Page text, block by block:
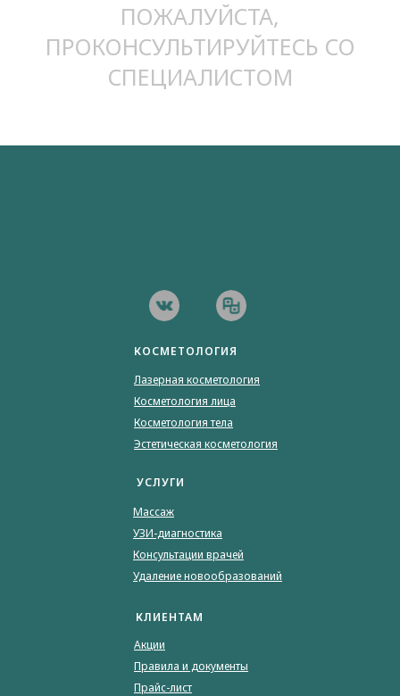
ПОЖАЛУЙСТА,
ПРОКОНСУЛЬТИРУЙТЕСЬ СО
СПЕЦИАЛИСТОМ
КОСМЕТОЛОГИЯ
Лазерная косметология
Косметология лица
Косметология тела
Эстетическая косметология
УСЛУГИ
Массаж
УЗИ-диагностика
Консультации врачей
Удаление новообразований
КЛИЕНТАМ
Акции
Правила и документы
Прайс-лист